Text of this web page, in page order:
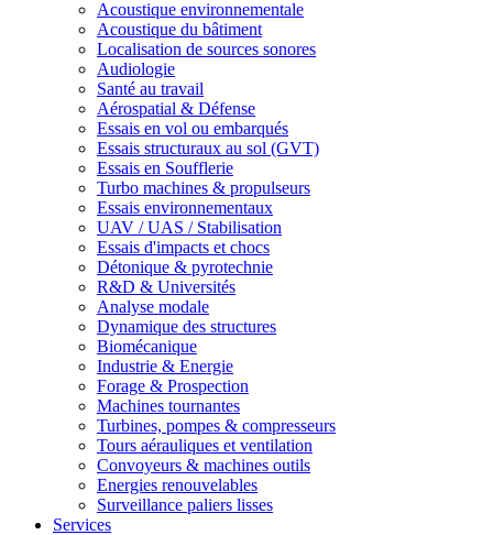
Acoustique environnementale
Acoustique du bâtiment
Localisation de sources sonores
Audiologie
Santé au travail
Aérospatial & Défense
Essais en vol ou embarqués
Essais structuraux au sol (GVT)
Essais en Soufflerie
Turbo machines & propulseurs
Essais environnementaux
UAV / UAS / Stabilisation
Essais d'impacts et chocs
Détonique & pyrotechnie
R&D & Universités
Analyse modale
Dynamique des structures
Biomécanique
Industrie & Energie
Forage & Prospection
Machines tournantes
Turbines, pompes & compresseurs
Tours aérauliques et ventilation
Convoyeurs & machines outils
Energies renouvelables
Surveillance paliers lisses
Services